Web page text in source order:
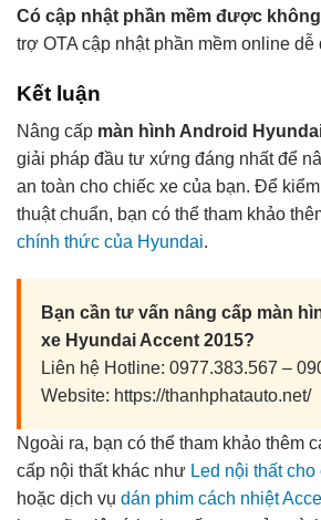
Có cập nhật phần mềm được
trợ OTA cập nhật phần mềm online dễ
Kết luận
Nâng cấp màn hình Android
giải pháp đầu tư xứng đáng nhất để
an toàn cho chiếc xe của bạn. Để
thuật chuẩn, bạn có thể tham khảo
chính thức của Hyundai.
Bạn cần tư vấn nâng cấp màn
xe Hyundai Accent 2015?
Liên hệ Hotline: 0977.383.567 –
Website: https://thanhphatauto.net/
Ngoài ra, bạn có thể tham khảo thêm
cấp nội thất khác như Led nội thất
hoặc dịch vụ dán phim cách nhiệt